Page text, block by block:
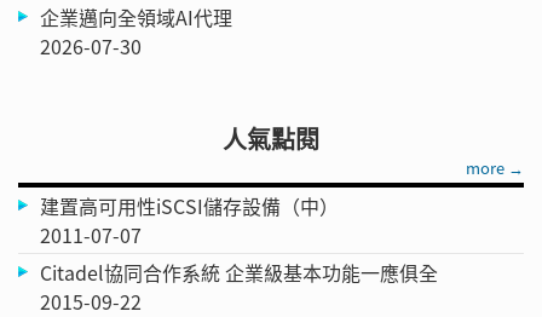
企業邁向全領域AI代理
2026-07-30
人氣點閱
more →
建置高可用性iSCSI儲存設備（中）
2011-07-07
Citadel協同合作系統 企業級基本功能一應俱全
2015-09-22